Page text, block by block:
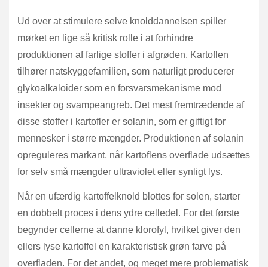
Ud over at stimulere selve knolddannelsen spiller
mørket en lige så kritisk rolle i at forhindre
produktionen af farlige stoffer i afgrøden. Kartoflen
tilhører natskyggefamilien, som naturligt producerer
glykoalkaloider som en forsvarsmekanisme mod
insekter og svampeangreb. Det mest fremtrædende af
disse stoffer i kartofler er solanin, som er giftigt for
mennesker i større mængder. Produktionen af solanin
opreguleres markant, når kartoflens overflade udsættes
for selv små mængder ultraviolet eller synligt lys.
Når en ufærdig kartoffelknold blottes for solen, starter
en dobbelt proces i dens ydre celledel. For det første
begynder cellerne at danne klorofyl, hvilket giver den
ellers lyse kartoffel en karakteristisk grøn farve på
overfladen. For det andet, og meget mere problematisk